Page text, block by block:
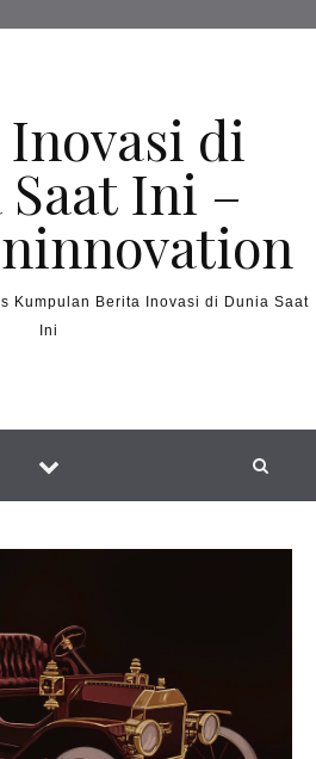
di
Ini –
Kumpulan Berita Inovasi di Dunia Saat
Ini